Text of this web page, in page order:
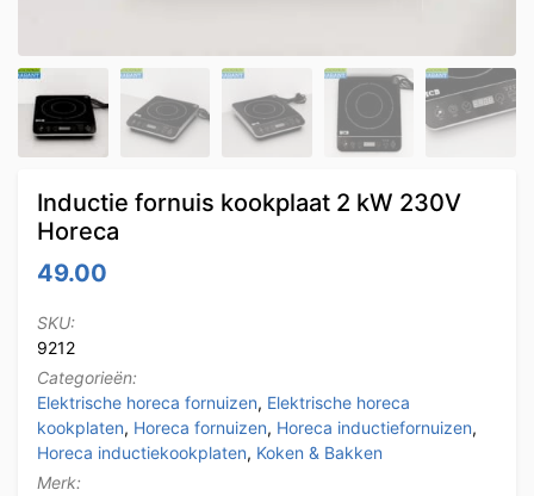
Inductie fornuis kookplaat 2 kW 230V
Horeca
49.00
SKU:
9212
Categorieën:
Elektrische horeca fornuizen, Elektrische horeca
kookplaten, Horeca fornuizen, Horeca inductiefornuizen,
Horeca inductiekookplaten, Koken & Bakken
Merk: